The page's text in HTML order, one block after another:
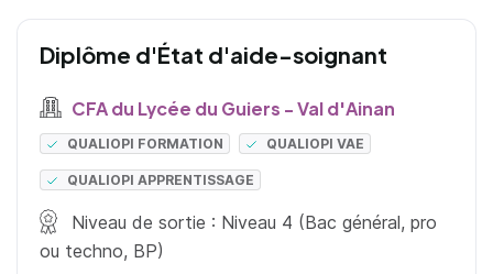
Diplôme d'État d'aide-soignant
CFA du Lycée du Guiers - Val d'Ainan
QUALIOPI FORMATION QUALIOPI VAE
QUALIOPI APPRENTISSAGE
Niveau de sortie : Niveau 4 (Bac général, pro
ou techno, BP)